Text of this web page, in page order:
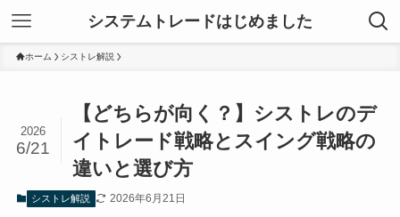
システムトレードはじめました
ホーム シストレ解説
【どちらが向く？】シストレのデ
イトレード戦略とスイング戦略の
違いと選び方
2026
6/21
シストレ解説 2026年6月21日